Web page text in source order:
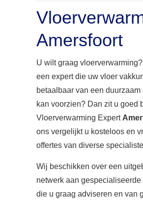
Amersfoort
U wilt graag
een expert die uw vloer
betaalbaar van een duurzaam
kan voorzien? Dan zit u goed
Vloerverwarming Expert
ons vergelijkt u kosteloos en
offertes van diverse
Wij beschikken over een
netwerk aan gespecialiseerde
die u graag adviseren en van